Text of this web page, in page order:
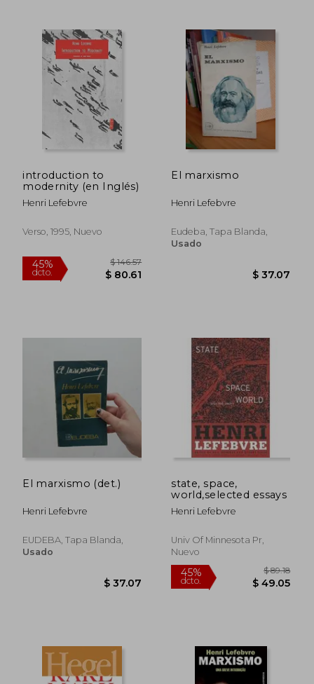
dcto. $ 53.89
45%
dcto.
45% $ 59.59
$ 32.77
45%
dcto.
introduction to
modernity (en Inglés)
Henri Lefebvre
Verso, 1995, Nuevo
El marxismo
Henri Lefebvre
Eudeba, Tapa Blanda,
Usado
El marxismo (det.)
Henri Lefebvre
EUDEBA, Tapa Blanda,
Usado
state, space,
world,selected essays
Henri Lefebvre
Univ Of Minnesota Pr,
Nuevo